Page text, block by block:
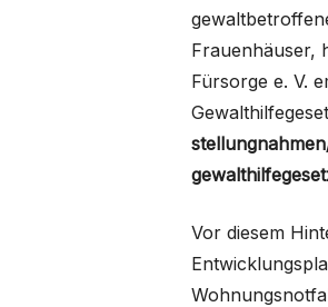
Frauenhäuser,
Fürsorge e. V.
Vor diesem